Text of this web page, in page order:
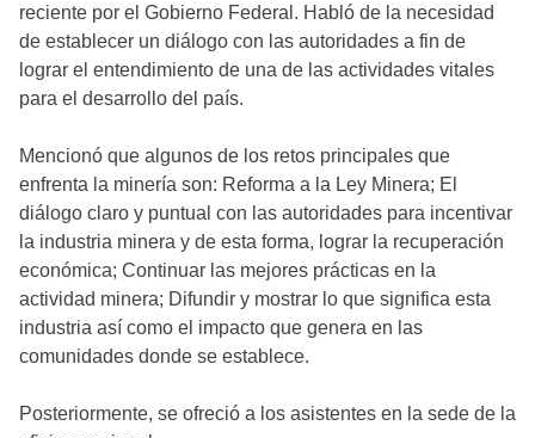
reciente por el Gobierno Federal. Habló de la necesidad
de establecer un diálogo con las autoridades a fin de
lograr el entendimiento de una de las actividades vitales
para el desarrollo del país.
Mencionó que algunos de los retos principales que
enfrenta la minería son: Reforma a la Ley Minera; El
diálogo claro y puntual con las autoridades para incentivar
la industria minera y de esta forma, lograr la recuperación
económica; Continuar las mejores prácticas en la
actividad minera; Difundir y mostrar lo que significa esta
industria así como el impacto que genera en las
comunidades donde se establece.
Posteriormente, se ofreció a los asistentes en la sede de la